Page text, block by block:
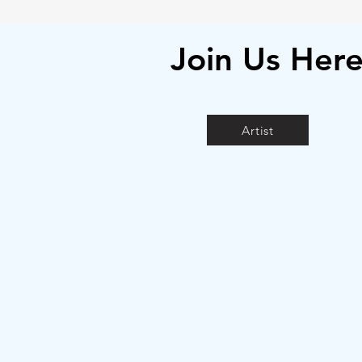
Join Us Here
Artist